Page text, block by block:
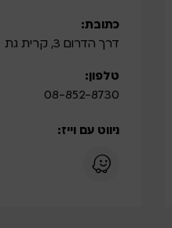
כתובת:
דרך הדרום 3, קרית גת
טלפון:
08-852-8730
ניווט עם וייז: